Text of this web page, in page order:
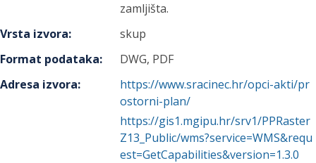
zamljišta.
Vrsta izvora:
skup
Format podataka:
DWG, PDF
Adresa izvora:
https://www.sracinec.hr/opci-akti/pr
ostorni-plan/
https://gis1.mgipu.hr/srv1/PPRaster
Z13_Public/wms?service=WMS&requ
est=GetCapabilities&version=1.3.0